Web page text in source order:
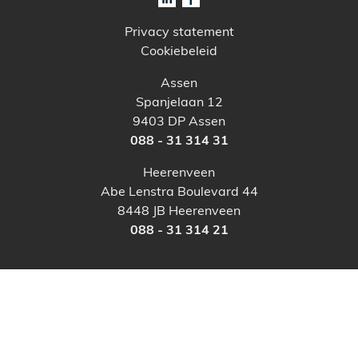
Privacy statement
Cookiebeleid
Assen
Spanjelaan 12
9403 DP Assen
088 - 31 314 31
Heerenveen
Abe Lenstra Boulevard 44
8448 JB Heerenveen
088 - 31 314 21